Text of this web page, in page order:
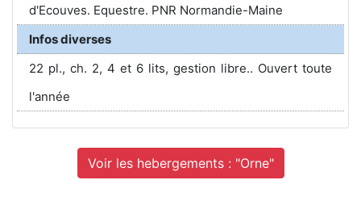
d'Ecouves. Equestre. PNR Normandie-Maine
Infos diverses
22 pl., ch. 2, 4 et 6 lits, gestion libre.. Ouvert toute
l'année
Voir les hebergements : "Orne"